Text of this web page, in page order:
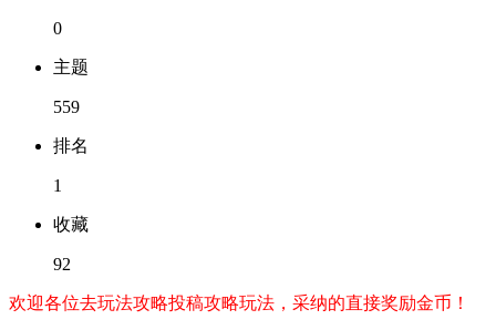
0
主题
559
排名
1
收藏
92
欢迎各位去玩法攻略投稿攻略玩法，采纳的直接奖励金币！